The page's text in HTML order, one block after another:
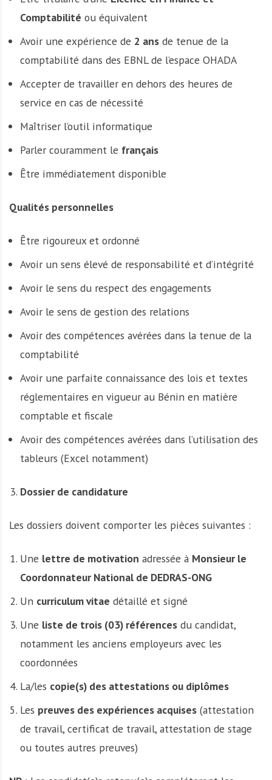
Comptabilité ou équivalent
Avoir une expérience de 2 ansde tenue de la
comptabilité dans des EBNL de l’espace OHADA
Accepter de travailler en dehors des heures de
service en cas de nécessité
Maîtriser l’outil informatique
Parler couramment le français
Être immédiatement disponible
Qualités personnelles
Être rigoureux et ordonné
Avoir un sens élevé de responsabilité et d’intégrité
Avoir le sens du respect des engagements
Avoir le sens de gestion des relations
Avoir des compétences avérées dans la tenue de la
comptabilité
Avoir une parfaite connaissance des lois et textes
réglementaires en vigueur au Bénin en matière
comptable et fiscale
Avoir des compétences avérées dans l’utilisation des
tableurs (Excel notamment)
Dossier de candidature
Les dossiers doivent comporter les pièces suivantes :
Une lettre de motivation adressée à Monsieur le
Coordonnateur National de DEDRAS-ONG
Un curriculum vitae détaillé et signé
Une liste de trois (03) référencesdu candidat,
notamment les anciens employeurs avec les
coordonnées
La/les copie(s) des attestations ou diplômes
Les preuves des expériences acquises(attestation
de travail, certificat de travail, attestation de stage
ou toutes autres preuves)